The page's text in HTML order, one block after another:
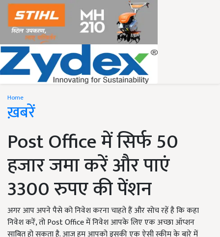
Home
ख़बरें
Post Office में सिर्फ 50
हजार जमा करें और पाएं
3300 रुपए की पेंशन
अगर आप अपने पैसे को निवेश करना चाहते हैं और सोच रहें है कि कहा
निवेश करें, तो Post Office में निवेश आपके लिए एक अच्छा ऑप्शन
साबित हो सकता है. आज हम आपको इसकी एक ऐसी स्कीम के बारे में